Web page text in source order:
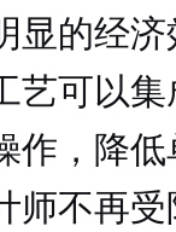
显的经
艺可以
作，降
师不再